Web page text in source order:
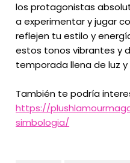
los protagonistas
a experimentar y jugar
reflejen tu estilo y
estos tonos vibrantes y
temporada llena de luz y
También te podría
https://
simbologia/